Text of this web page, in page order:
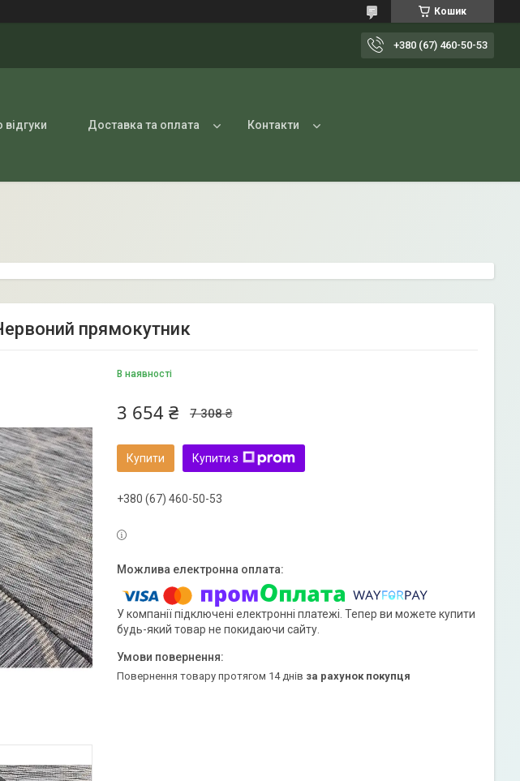
Кошик
+380 (67) 460-50-53
Доставка та оплата Контакти
прямокутник
В наявності
7 308 ₴
3 654 ₴
Купити Купити з
+380 (67) 460-50-53
У компанії підключені електронні платежі. Тепер ви можете купити
будь-який товар не покидаючи сайту.
повернення товару протягом 14 днів за рахунок покупця